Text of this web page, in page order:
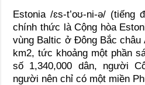
Estonia /ɛs-t’oʊ-ni-ə/ (tiếng
chính thức là Cộng hòa
vùng Baltic ở Đông Bắc châu
km2, tức khoảng một phần
số 1,340,000 dân, người
người nên chỉ có một miền